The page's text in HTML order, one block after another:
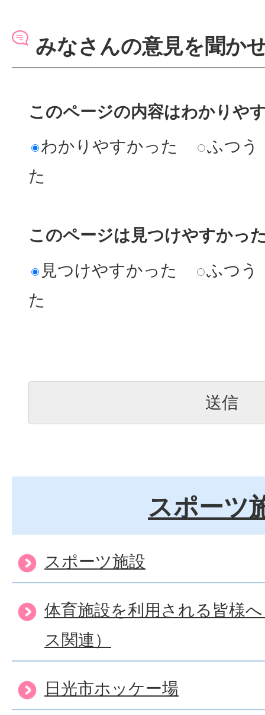
みなさんの意見を聞か
このページの内容はわかりや
わかりやすかった
ふつう
た
このページは見つけやすかっ
見つけやすかった
ふつう
た
スポーツ
スポーツ施設
体育施設を利用される皆様
ス関連）
日光市ホッケー場